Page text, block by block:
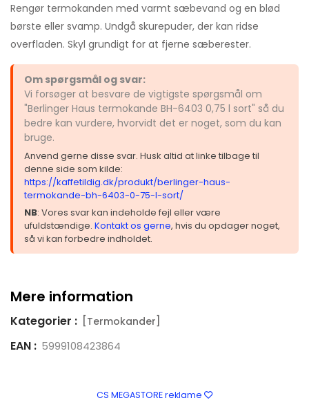
Rengør termokanden med varmt sæbevand og en blød
børste eller svamp. Undgå skurepuder, der kan ridse
overfladen. Skyl grundigt for at fjerne sæberester.
Om spørgsmål og svar:
Vi forsøger at besvare de vigtigste spørgsmål om
"Berlinger Haus termokande BH-6403 0,75 l sort" så du
bedre kan vurdere, hvorvidt det er noget, som du kan
bruge.
Anvend gerne disse svar. Husk altid at linke tilbage til
denne side som kilde:
https://kaffetildig.dk/produkt/berlinger-haus-
termokande-bh-6403-0-75-l-sort/
NB: Vores svar kan indeholde fejl eller være
ufuldstændige. Kontakt os gerne, hvis du opdager noget,
så vi kan forbedre indholdet.
Mere information
Kategorier : [Termokander]
EAN : 5999108423864
CS MEGASTORE reklame